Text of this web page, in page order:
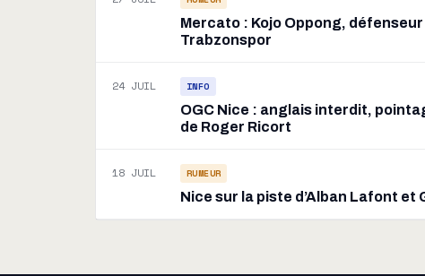
Mercato : Kojo Oppong,
Trabzonspor
24 JUIL INFO
OGC Nice : anglais interdit,
de Roger Ricort
18 JUIL RUMEUR
Nice sur la piste d’Alban Lafont